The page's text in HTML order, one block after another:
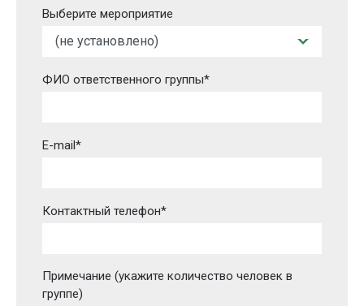
Выберите мероприятие
ФИО ответственного группы*
E-mail*
Контактный телефон*
Примечание (укажите количество человек в
группе)